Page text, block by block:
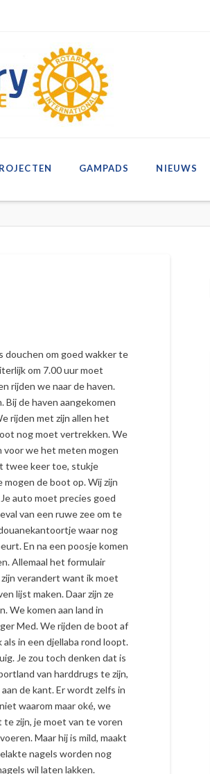
GAMPADS NIEUWS
douchen om goed wakker te
om 7.00 uur moet
rijden we naar de haven.
Bij de haven aangekomen
rijden met zijn allen het
nog moet vertrekken. We
voor we het meten mogen
twee keer toe, stukje
de boot op. Wij zijn
auto moet precies goed
van een ruwe zee om te
waar nog
En na een poosje komen
Allemaal het formulair
verandert want ik moet
lijst maken. Daar zijn ze
We komen aan land in
Med. We rijden de boot af
in een djellaba rond loopt.
Je zou toch denken dat is
van harddrugs te zijn,
de kant. Er wordt zelfs in
waarom maar oké, we
zijn, je moet van te voren
Maar hij is mild, maakt
nagels worden nog
wil laten lakken.